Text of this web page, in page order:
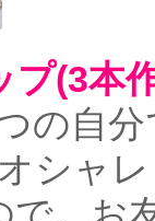
プ(3本
の自
シャ